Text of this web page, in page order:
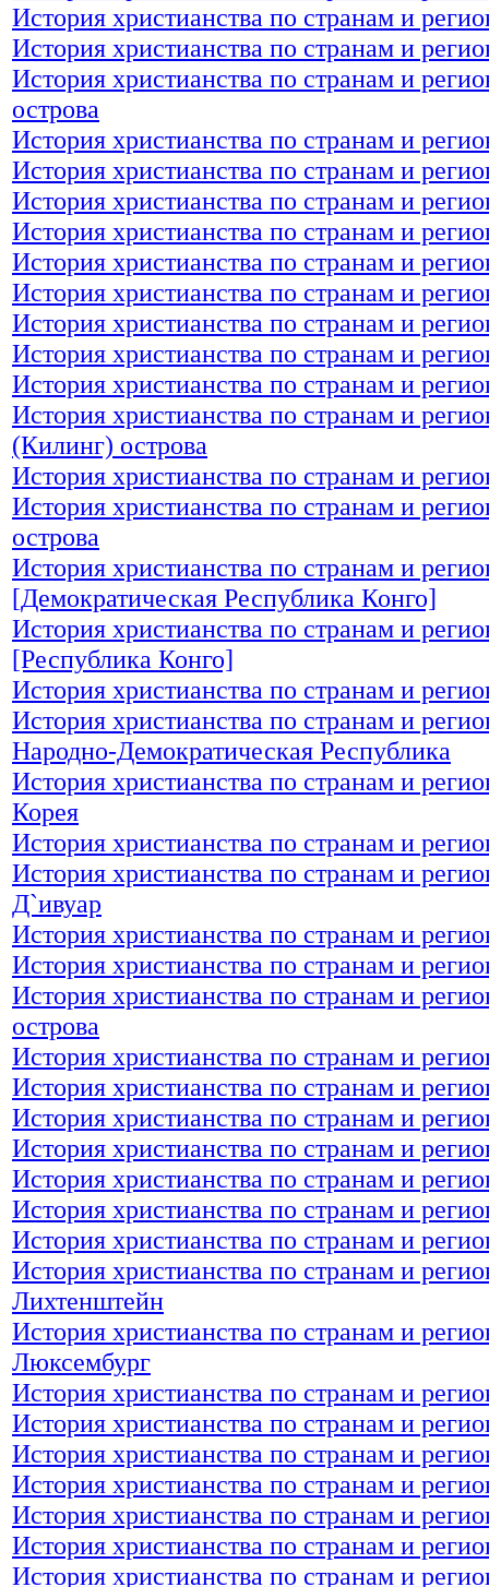
История христианства по странам и
История христианства по странам и
История христианства по странам и
острова
История христианства по странам и
История христианства по странам и
История христианства по странам и
История христианства по странам и
История христианства по странам и
История христианства по странам и
История христианства по странам и
История христианства по странам и
История христианства по странам и
История христианства по странам и
(Килинг) острова
История христианства по странам и
История христианства по странам и
острова
История христианства по странам и
[Демократическая Республика Конго]
История христианства по странам и
[Республика Конго]
История христианства по странам и
История христианства по странам и
Народно-Демократическая Республика
История христианства по странам и
Корея
История христианства по странам и
История христианства по странам и
Д`ивуар
История христианства по странам и
История христианства по странам и
История христианства по странам и
острова
История христианства по странам и
История христианства по странам и
История христианства по странам и
История христианства по странам и
История христианства по странам и
История христианства по странам и
История христианства по странам и
История христианства по странам и
Лихтенштейн
История христианства по странам и
Люксембург
История христианства по странам и
История христианства по странам и
История христианства по странам и
История христианства по странам и
История христианства по странам и
История христианства по странам и
История христианства по странам и